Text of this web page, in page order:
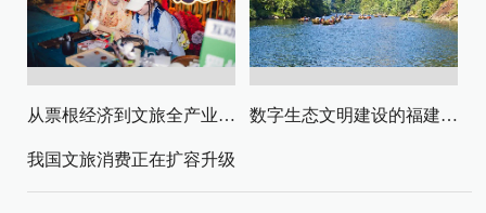
从票根经济到文旅全产业链升级 数字生态文明建设的福建路径与启示
我国文旅消费正在扩容升级